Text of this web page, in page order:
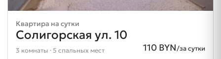
Квартира на сутки
Солигорская ул. 10
110 BYN/за сутки
3 комнаты · 5 спальных мест